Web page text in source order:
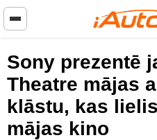
Sony prezentē
Theatre mājas
klāstu, kas
mājas kino